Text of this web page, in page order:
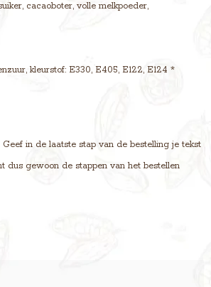
cacaoboter, volle melkpoeder,
kleurstof: E330, E405, E122, E124 *
in de laatste stap van de bestelling je tekst
dus gewoon de stappen van het bestellen